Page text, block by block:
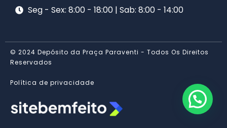
Seg - Sex: 8:00 - 18:00 | Sab: 8:00 - 14:00
© 2024 Depósito da Praça Paraventi - Todos Os Direitos
Reservados
Política de privacidade